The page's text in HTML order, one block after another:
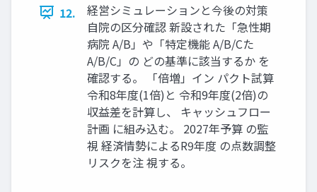
12.
経営シミュレーションと今後の対策
自院の区分確認 新設された「急性期
病院 A/B」や「特定機能 A/B/Cた
A/B/C」の どの基準に該当するか を
確認する。 「倍増」イン パクト試算
令和8年度(1倍)と 令和9年度(2倍)の
収益差を計算し、 キャッシュフロー
計画 に組み込む。 2027年予算 の監
視 経済情勢によるR9年度 の点数調整
リスクを注 視する。